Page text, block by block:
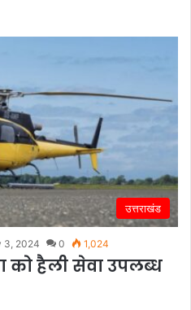
उत्तराखंड
3, 2024 0 1,024
हैली सेवा उपलब्ध